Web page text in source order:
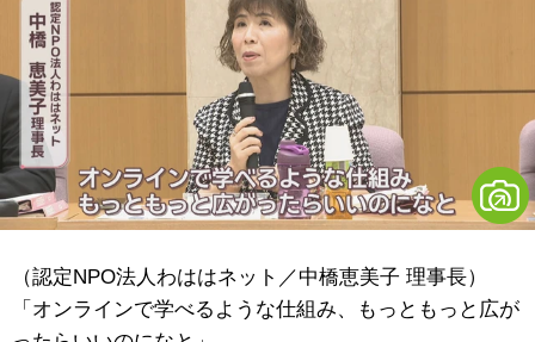
（認定NPO法人わははネット／中橋恵美子 理事長）
「オンラインで学べるような仕組み、もっともっと広が